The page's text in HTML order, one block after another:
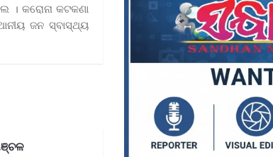
। କରୋନା କଟକଣା
ଜନ ସ୍ବାସ୍ଥ୍ୟ